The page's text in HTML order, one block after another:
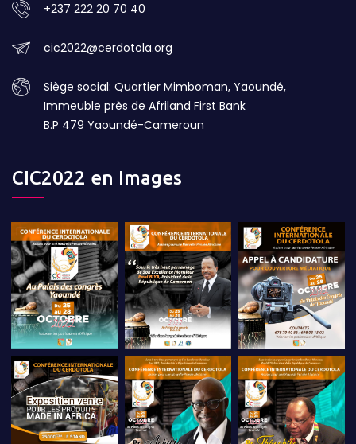
+237 222 20 70 40
cic2022@cerdotola.org
Siège social: Quartier Mimboman, Yaoundé,
Immeuble près de Afriland First Bank
B.P 479 Yaoundé-Cameroun
CIC2022 en Images